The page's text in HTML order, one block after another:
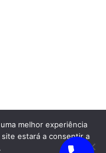
melhor experiência
estará a consentir a